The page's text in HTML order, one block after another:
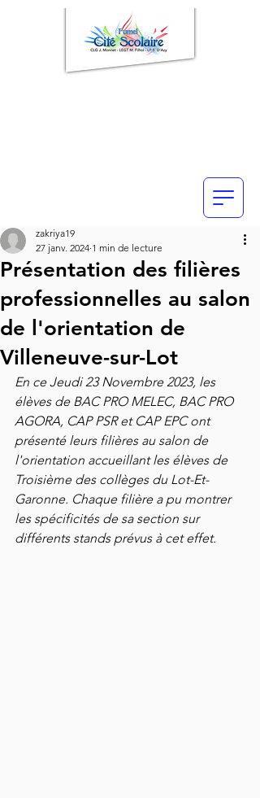
Présentation des filières
professionnelles au salon
de l'orientation de
Villeneuve-sur-Lot
zakriya19
27 janv. 2024 1 min de lecture
En ce Jeudi 23 Novembre 2023, les
élèves de BAC PRO MELEC, BAC PRO
AGORA, CAP PSR et CAP EPC ont
présenté leurs filières au salon de
l'orientation accueillant les élèves de
Troisième des collèges du Lot-Et-
Garonne. Chaque filière a pu montrer
les spécificités de sa section sur
différents stands prévus à cet effet.